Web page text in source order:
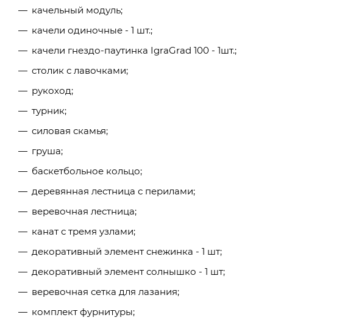
качельный модуль;
качели одиночные - 1 шт.;
качели гнездо-паутинка IgraGrad 100 - 1шт.;
столик с лавочками;
рукоход;
турник;
силовая скамья;
груша;
баскетбольное кольцо;
деревянная лестница с перилами;
веревочная лестница;
канат с тремя узлами;
декоративный элемент снежинка - 1 шт;
декоративный элемент солнышко - 1 шт;
веревочная сетка для лазания;
комплект фурнитуры;